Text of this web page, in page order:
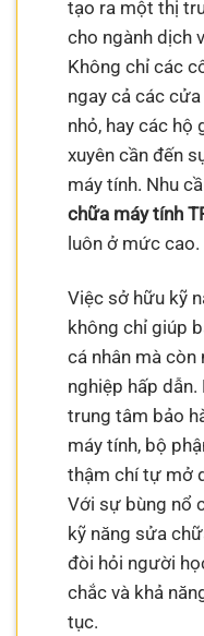
tạo ra một thị
cho ngành dịch
Không chỉ các
ngay cả các
nhỏ, hay các hộ
xuyên cần đến
máy tính. Nhu
chữa máy tính
luôn ở mức cao.
Việc sở hữu kỹ
không chỉ giúp
cá nhân mà còn
nghiệp hấp
trung tâm bảo
máy tính, bộ
thậm chí tự mở
Với sự bùng nổ
kỹ năng sửa
đòi hỏi người
chắc và khả
tục.